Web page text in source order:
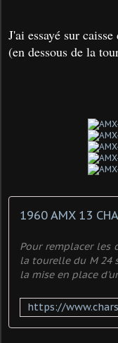
J'ai essayé sur
(en dessous de la
1960 AMX 13
Pour remplacer les
la tourelle du M 24
la mise en place